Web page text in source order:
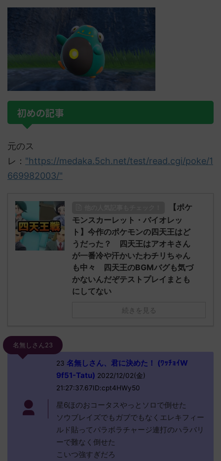
初めの記事
元のス
レ： "https://medaka.5ch.net/test/read.cgi/poke/1
669982003/"
【ポケ
モンスカーレット・バイオレッ
ト】今作のポケモンの四天王はど
うだった？ 四天王はアオキさん
が一番冷や汗かいたわチリちゃん
も中々 四天王のBGMバグも気づ
かないんだぞテストプレイまとも
にしてない
続きを見る
名無しさん23
23 名無しさん、君に決めた！ (ﾜｯﾁｮｲW
9f51-Tatu) 2022/12/02(金)
21:27:37.67ID:cpt4HWy50
星6ほのおコータスやっとソロで倒せた
ソウブレイズでもガブでもなくエレキフィー
ルド貼ってパラボラチャージ連打のハラバリ
ーで難なく倒せた
こいつ強すぎだろ